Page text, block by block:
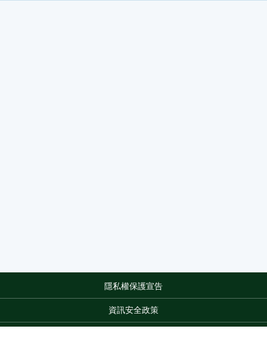
隱私權保護宣告
資訊安全政策